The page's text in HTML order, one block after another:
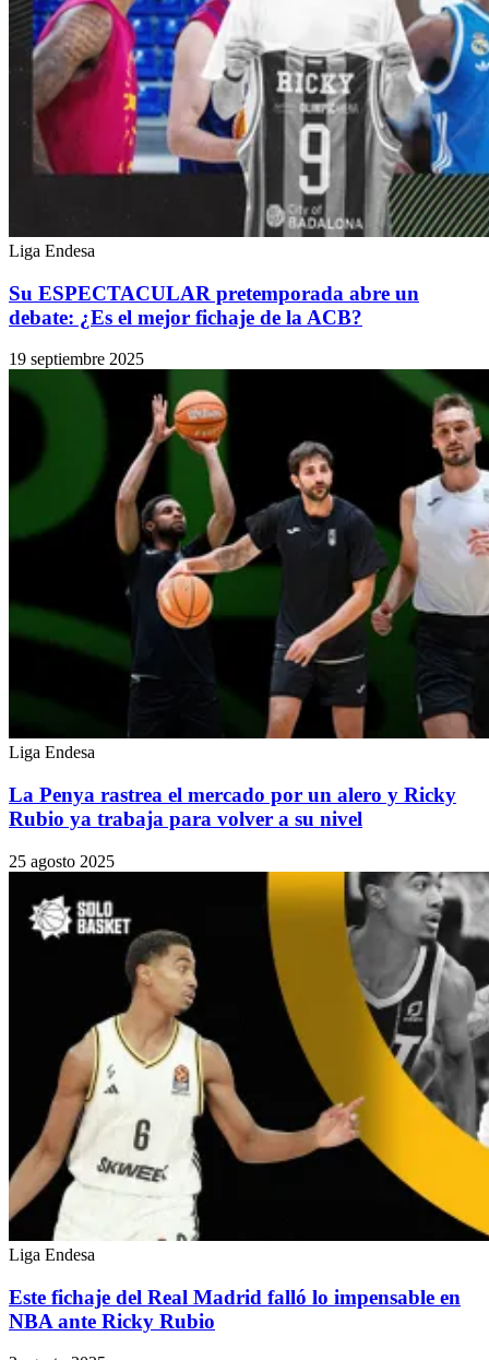
Liga Endesa
Su ESPECTACULAR pretemporada abre un
debate: ¿Es el mejor fichaje de la ACB?
19 septiembre 2025
Liga Endesa
La Penya rastrea el mercado por un alero y Ricky
Rubio ya trabaja para volver a su nivel
25 agosto 2025
Liga Endesa
Este fichaje del Real Madrid falló lo impensable en
NBA ante Ricky Rubio